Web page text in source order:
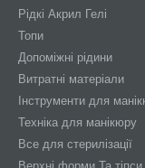
Рідкі Акрил Гелі
Топи
Допоміжні рідини
Витратні матеріали
Інструменти для
Техніка для манікюру
Все для стерилізації